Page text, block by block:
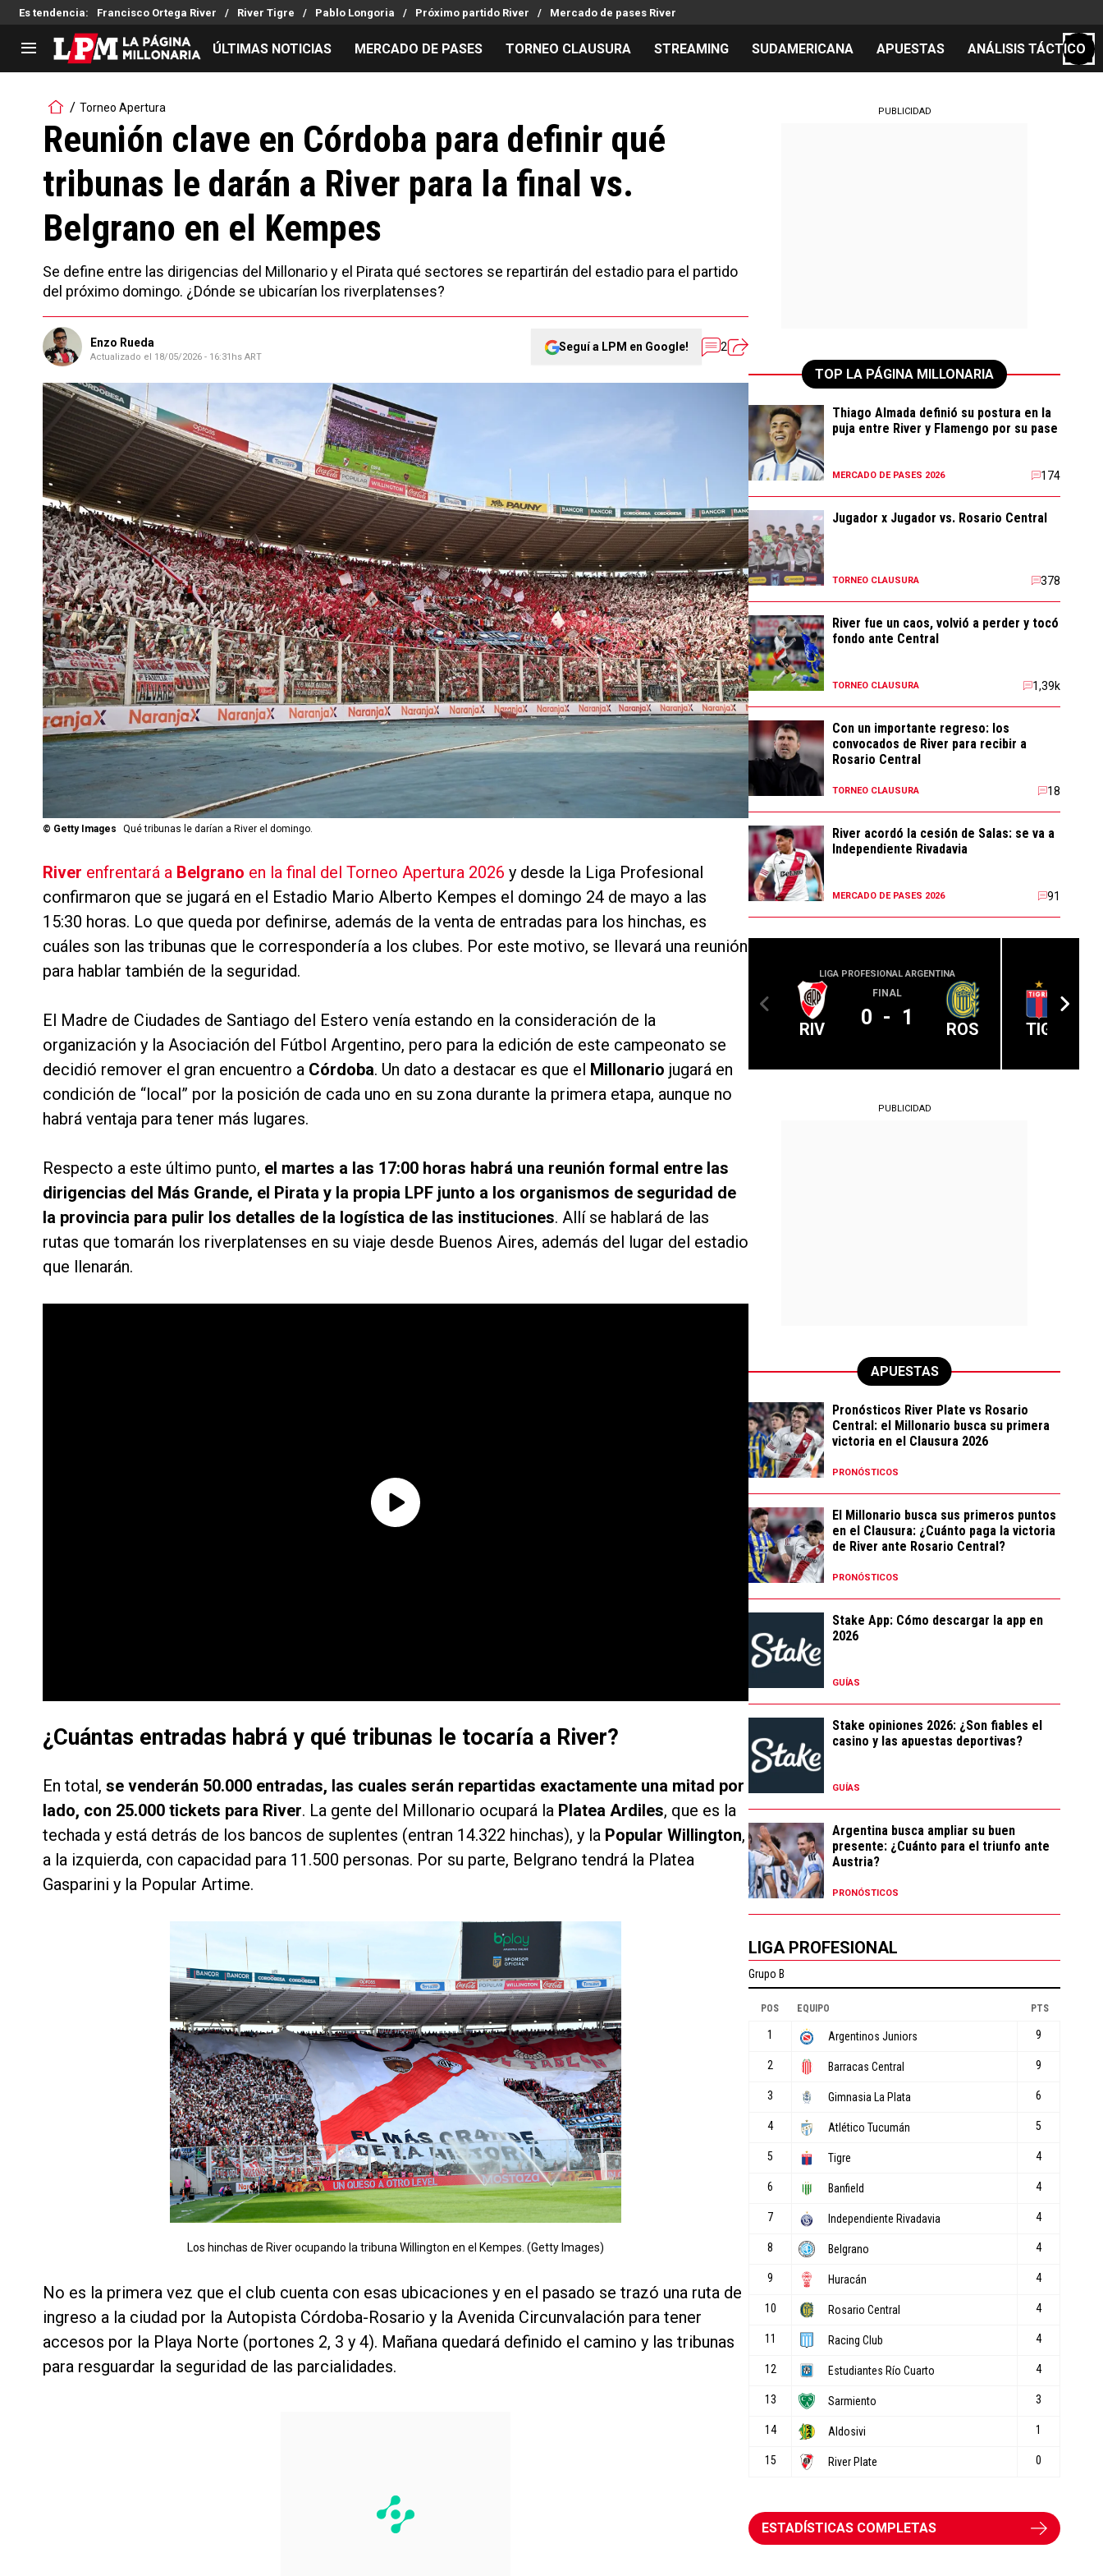
Es tendencia: Francisco Ortega River River Tigre Pablo Longoria Próximo partido River Mercado de pases River
LIGA PROFESIONAL
Noticias
Tabla de posiciones
Fixture
Reserva
Copa Sudamericana
Copa Argentina
Selección Argentina
Mercado de Pases
Análisis tácticos
Chacho Coudet
Streaming
Entradas
Hinchas
Los goles de River
ÚLTIMAS NOTICIAS MERCADO DE PASES TORNEO CLAUSURA STREAMING SUDAMERICANA APUESTAS ANÁLISIS TÁCTICO
Torneo Apertura
Reunión clave en Córdoba para definir qué
tribunas le darán a River para la final vs.
Belgrano en el Kempes
Se define entre las dirigencias del Millonario y el Pirata qué sectores se repartirán del estadio para el partido
del próximo domingo. ¿Dónde se ubicarían los riverplatenses?
Enzo Rueda
Actualizado el 18/05/2026 - 16:31hs ART
Seguí a LPM en Google! 2
© Getty Images Qué tribunas le darían a River el domingo.
River enfrentará a Belgrano en la final del Torneo Apertura 2026 y desde la Liga Profesional
confirmaron que se jugará en el Estadio Mario Alberto Kempes el domingo 24 de mayo a las
15:30 horas. Lo que queda por definirse, además de la venta de entradas para los hinchas, es
cuáles son las tribunas que le correspondería a los clubes. Por este motivo, se llevará una reunión
para hablar también de la seguridad.
El Madre de Ciudades de Santiago del Estero venía estando en la consideración de la
organización y la Asociación del Fútbol Argentino, pero para la edición de este campeonato se
decidió remover el gran encuentro a Córdoba. Un dato a destacar es que el Millonario jugará en
condición de “local” por la posición de cada uno en su zona durante la primera etapa, aunque no
habrá ventaja para tener más lugares.
Respecto a este último punto, el martes a las 17:00 horas habrá una reunión formal entre las
dirigencias del Más Grande, el Pirata y la propia LPF junto a los organismos de seguridad de
la provincia para pulir los detalles de la logística de las instituciones. Allí se hablará de las
rutas que tomarán los riverplatenses en su viaje desde Buenos Aires, además del lugar del estadio
que llenarán.
¿Cuántas entradas habrá y qué tribunas le tocaría a River?
En total, se venderán 50.000 entradas, las cuales serán repartidas exactamente una mitad por
lado, con 25.000 tickets para River. La gente del Millonario ocupará la Platea Ardiles, que es la
techada y está detrás de los bancos de suplentes (entran 14.322 hinchas), y la Popular Willington,
a la izquierda, con capacidad para 11.500 personas. Por su parte, Belgrano tendrá la Platea
Gasparini y la Popular Artime.
Los hinchas de River ocupando la tribuna Willington en el Kempes. (Getty Images)
No es la primera vez que el club cuenta con esas ubicaciones y en el pasado se trazó una ruta de
ingreso a la ciudad por la Autopista Córdoba-Rosario y la Avenida Circunvalación para tener
accesos por la Playa Norte (portones 2, 3 y 4). Mañana quedará definido el camino y las tribunas
para resguardar la seguridad de las parcialidades.
PUBLICIDAD
TOP LA PÁGINA MILLONARIA
Thiago Almada definió su postura en la
puja entre River y Flamengo por su pase
MERCADO DE PASES 2026 174
Jugador x Jugador vs. Rosario Central
TORNEO CLAUSURA 378
River fue un caos, volvió a perder y tocó
fondo ante Central
TORNEO CLAUSURA 1,39k
Con un importante regreso: los
convocados de River para recibir a
Rosario Central
TORNEO CLAUSURA 18
River acordó la cesión de Salas: se va a
Independiente Rivadavia
MERCADO DE PASES 2026 91
LIGA PROFESIONAL ARGENTINA
RIV
FINAL
0 - 1 ROS TIG
PUBLICIDAD
APUESTAS
Pronósticos River Plate vs Rosario
Central: el Millonario busca su primera
victoria en el Clausura 2026
PRONÓSTICOS
El Millonario busca sus primeros puntos
en el Clausura: ¿Cuánto paga la victoria
de River ante Rosario Central?
PRONÓSTICOS
Stake App: Cómo descargar la app en
2026
GUÍAS
Stake opiniones 2026: ¿Son fiables el
casino y las apuestas deportivas?
GUÍAS
Argentina busca ampliar su buen
presente: ¿Cuánto para el triunfo ante
Austria?
PRONÓSTICOS
LIGA PROFESIONAL
ESTADÍSTICAS COMPLETAS